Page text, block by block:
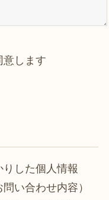
意します
した個人情報
い合わせ内容）